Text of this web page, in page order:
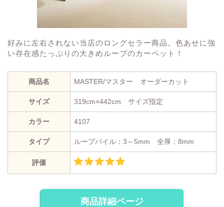
好みに左右されない当店のロングセラー商品。色あせに強
い存在感たっぷりの大きめループのカーペット！
商品名 MASTER/マスター オーダーカット
サイズ 319cm×442cm サイズ指定
カラー 4107
タイプ ループパイル：3～5mm 全厚：8mm
評価
商品詳細ページ